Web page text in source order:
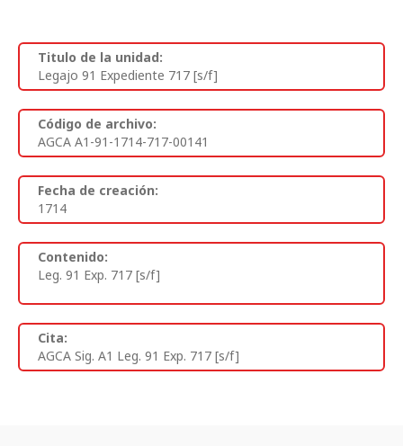
Titulo de la unidad:
Legajo 91 Expediente 717 [s/f]
Código de archivo:
AGCA A1-91-1714-717-00141
Fecha de creación:
1714
Contenido:
Leg. 91 Exp. 717 [s/f]
Cita:
AGCA Sig. A1 Leg. 91 Exp. 717 [s/f]